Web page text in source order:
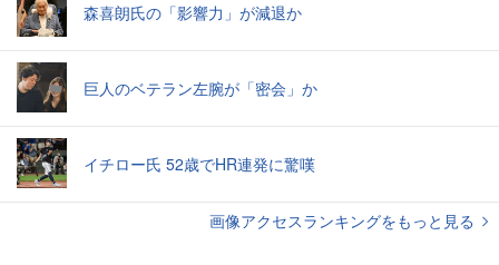
森喜朗氏の「影響力」が減退か
巨人のベテラン左腕が「密会」か
イチロー氏 52歳でHR連発に驚嘆
画像アクセスランキングをもっと見る